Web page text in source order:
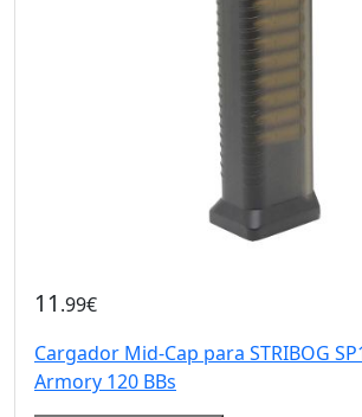
11 .99€
Cargador Mid-Cap para STRIBOG
Armory 120 BBs